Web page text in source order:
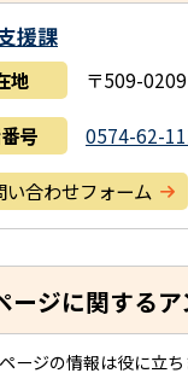
援課
地 〒509-
号 0574-62-
い合わせフォーム
ージに関するア
ージの情報は役に立